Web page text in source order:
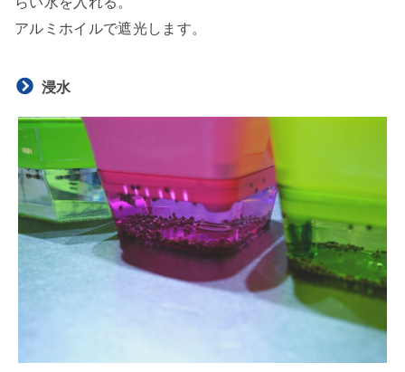
アルミホイルで遮光します。
浸水